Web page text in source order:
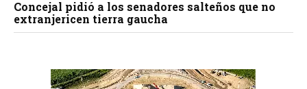
Concejal pidió a los senadores salteños que no
extranjericen tierra gaucha